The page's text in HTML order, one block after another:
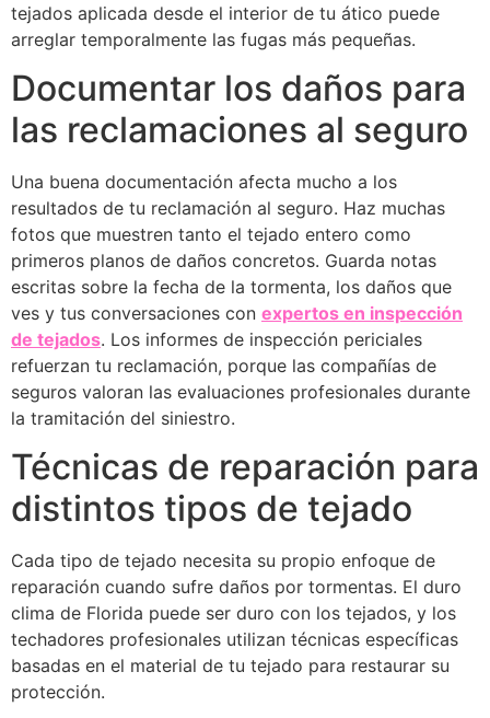
tejados aplicada desde el interior de tu ático puede
arreglar temporalmente las fugas más pequeñas.
Documentar los daños para
las reclamaciones al seguro
Una buena documentación afecta mucho a los
resultados de tu reclamación al seguro. Haz muchas
fotos que muestren tanto el tejado entero como
primeros planos de daños concretos. Guarda notas
escritas sobre la fecha de la tormenta, los daños que
ves y tus conversaciones con expertos en inspección
de tejados. Los informes de inspección periciales
refuerzan tu reclamación, porque las compañías de
seguros valoran las evaluaciones profesionales durante
la tramitación del siniestro.
Técnicas de reparación para
distintos tipos de tejado
Cada tipo de tejado necesita su propio enfoque de
reparación cuando sufre daños por tormentas. El duro
clima de Florida puede ser duro con los tejados, y los
techadores profesionales utilizan técnicas específicas
basadas en el material de tu tejado para restaurar su
protección.